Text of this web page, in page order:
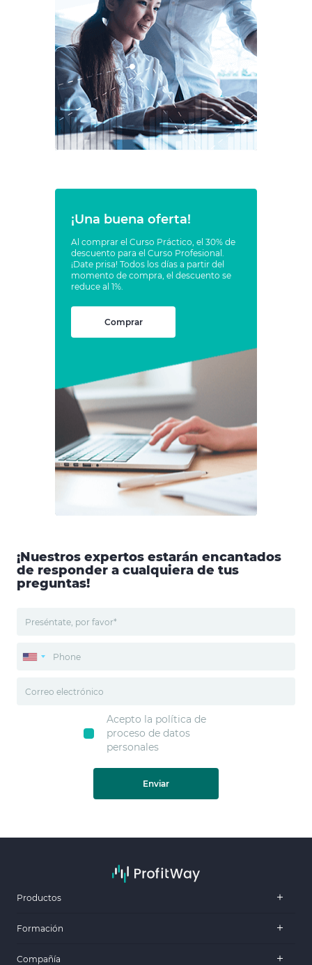
¡Una buena oferta!
Al comprar el Curso Práctico, el 30% de
descuento para el Curso Profesional.
¡Date prisa! Todos los días a partir del
momento de compra, el descuento se
reduce al 1%.
Comprar
¡Nuestros expertos estarán encantados
de responder a cualquiera de tus
preguntas!
Acepto la política de
proceso de datos
personales
Enviar
Productos
Formación
Compañía